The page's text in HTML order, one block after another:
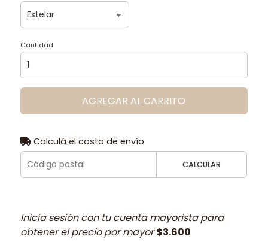
Cantidad
AGREGAR AL CARRITO
Calculá el costo de envío
CALCULAR
Inicia sesión con tu cuenta mayorista para
obtener el precio por mayor$3.600